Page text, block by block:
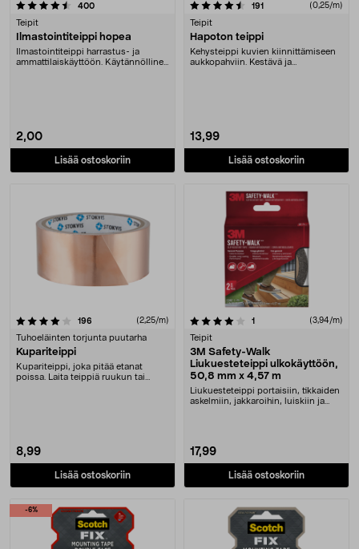
400arvostelut
Teipit
Ilmastointiteippi hopea
Ilmastointiteippi harrastus- ja
ammattilaiskäyttöön. Käytännöllinen
2,00
Lisää ostoskoriin
4.5 viidestä tähdestä 191 (0,25/m)
Teipit
Hapoton teippi
Kehysteippi kuvien kiinnittämiseen
aukkopahviin. Kestävä ja
13,99
Lisää ostoskoriin
196 (2,25/m)
Tuhoeläinten torjunta puutarha
Kupariteippi
Kupariteippi, joka pitää etanat
poissa. Laita teippiä ruukun tai
8,99
Lisää ostoskoriin
4.0 viidestä tähdestä 1 (3,94/m)
Teipit
3M Safety-Walk
Liukuesteteippi ulkokäyttöön,
50,8 mm x 4,57 m
Liukuesteteippi portaisiin, tikkaiden
askelmiin, jakkaroihin, luiskiin ja
17,99
Lisää ostoskoriin
-6%